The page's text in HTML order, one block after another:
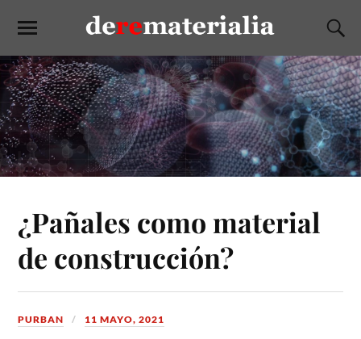
¿Pañales como material
de construcción?
PURBAN 11 MAYO, 2021